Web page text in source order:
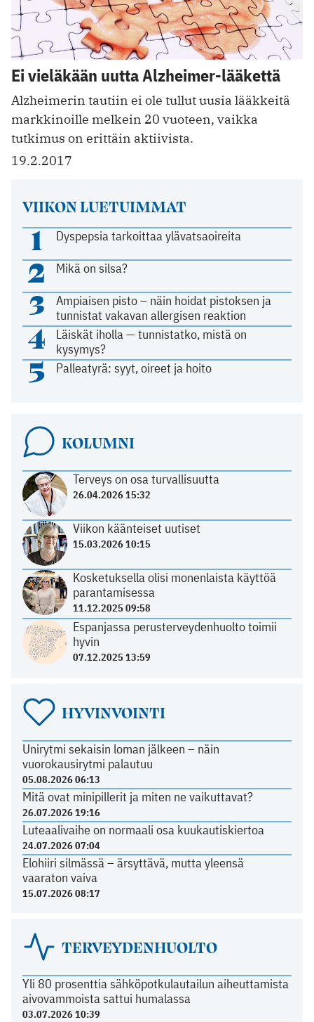
Ei vieläkään uutta Alzheimer-lääkettä
Alzheimerin tautiin ei ole tullut uusia lääkkeitä
markkinoille melkein 20 vuoteen, vaikka
tutkimus on erittäin aktiivista.
19.2.2017
VIIKON LUETUIMMAT
1 Dyspepsia tarkoittaa ylävatsaoireita
2 Mikä on silsa?
3
Ampiaisen pisto – näin hoidat pistoksen ja
tunnistat vakavan allergisen reaktion
4
Läiskät iholla — tunnistatko, mistä on
kysymys?
5 Palleatyrä: syyt, oireet ja hoito
KOLUMNI
Terveys on osa turvallisuutta
26.04.2026 15:32
Viikon käänteiset uutiset
15.03.2026 10:15
Kosketuksella olisi monenlaista käyttöä
parantamisessa
11.12.2025 09:58
Espanjassa perusterveydenhuolto toimii
hyvin
07.12.2025 13:59
HYVINVOINTI
Unirytmi sekaisin loman jälkeen – näin
vuorokausirytmi palautuu
05.08.2026 06:13
Mitä ovat minipillerit ja miten ne vaikuttavat?
26.07.2026 19:16
Luteaalivaihe on normaali osa kuukautiskiertoa
24.07.2026 07:04
Elohiiri silmässä – ärsyttävä, mutta yleensä
vaaraton vaiva
15.07.2026 08:17
TERVEYDENHUOLTO
Yli 80 prosenttia sähköpotkulautailun aiheuttamista
aivovammoista sattui humalassa
03.07.2026 10:39